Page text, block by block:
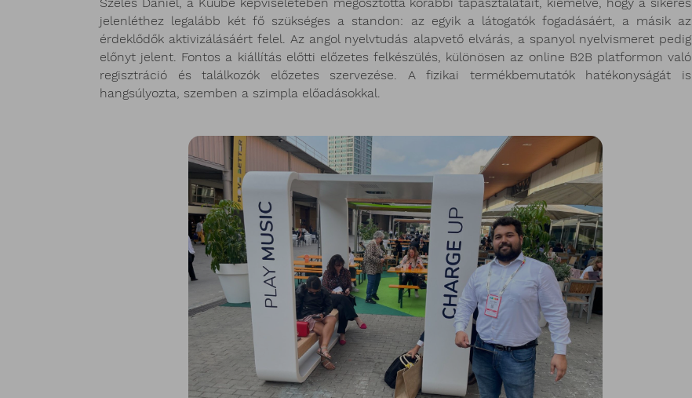
jelenléthez legalább két fő szükséges a standon: az egyik a látogatók fogadásáért, a másik az
érdeklődők aktivizálásáért felel. Az angol nyelvtudás alapvető elvárás, a spanyol nyelvismeret pedig
előnyt jelent. Fontos a kiállítás előtti előzetes felkészülés, különösen az online B2B platformon való
regisztráció és találkozók előzetes szervezése. A fizikai termékbemutatók hatékonyságát is
hangsúlyozta, szemben a szimpla előadásokkal.